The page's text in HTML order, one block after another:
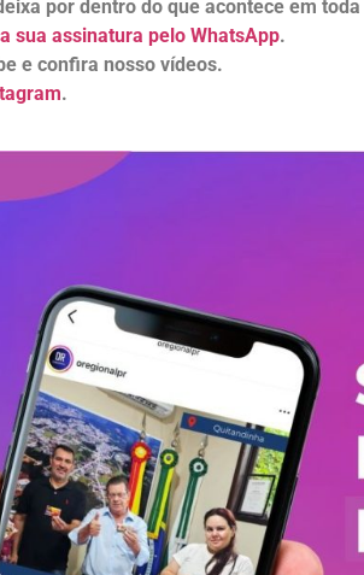
por dentro do que acontece em
sua assinatura pelo WhatsApp.
e confira nosso vídeos.
.